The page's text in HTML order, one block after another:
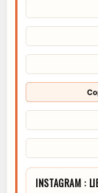
INSTAGRAM :